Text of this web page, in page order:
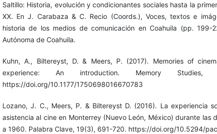
Saltillo: Historia, evolución y condicionantes sociales hasta la
XX. En J. Carabaza & C. Recio (Coords.), Voces, textos e
historia de los medios de comunicación en Coahuila (pp. 199-
Autónoma de Coahuila.
Kuhn, A., Biltereyst, D. & Meers, P. (2017). Memories of
experience: An introduction. Memory Studies,
https://doi.org/10.1177/1750698016670783
Lozano, J. C., Meers, P. & Biltereyst D. (2016). La experiencia
asistencia al cine en Monterrey (Nuevo León, México) durante las
a 1960. Palabra Clave, 19(3), 691-720. https://doi.org/10.5294/